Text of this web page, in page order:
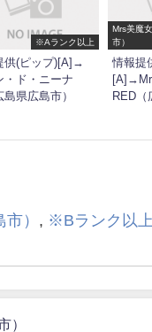
※Aランク以上
供(ピップ)[A]→
・ド・ニーナ
県広島市）
Mrs美魔
市）
情報提
RED（
） ※Bランク以上
）